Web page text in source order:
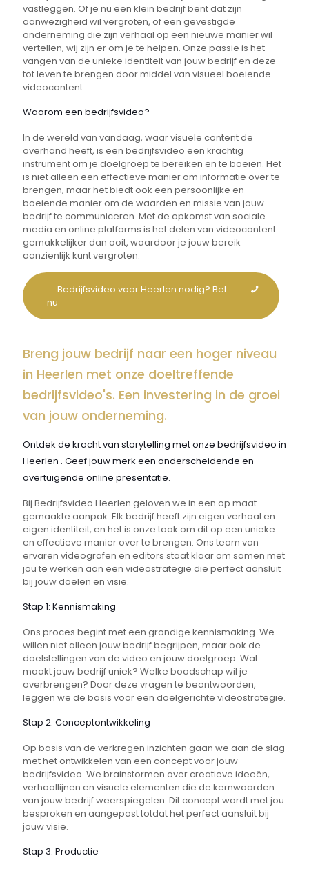
vastleggen. Of je nu een klein bedrijf bent dat zijn
aanwezigheid wil vergroten, of een gevestigde
onderneming die zijn verhaal op een nieuwe manier wil
vertellen, wij zijn er om je te helpen. Onze passie is het
vangen van de unieke identiteit van jouw bedrijf en deze
tot leven te brengen door middel van visueel boeiende
videocontent.
Waarom een bedrijfsvideo?
In de wereld van vandaag, waar visuele content de
overhand heeft, is een bedrijfsvideo een krachtig
instrument om je doelgroep te bereiken en te boeien. Het
is niet alleen een effectieve manier om informatie over te
brengen, maar het biedt ook een persoonlijke en
boeiende manier om de waarden en missie van jouw
bedrijf te communiceren. Met de opkomst van sociale
media en online platforms is het delen van videocontent
gemakkelijker dan ooit, waardoor je jouw bereik
aanzienlijk kunt vergroten.
Bedrijfsvideo voor Heerlen nodig? Bel
nu
Breng jouw bedrijf naar een hoger niveau
in Heerlen met onze doeltreffende
bedrijfsvideo's. Een investering in de groei
van jouw onderneming.
Ontdek de kracht van storytelling met onze bedrijfsvideo in
Heerlen . Geef jouw merk een onderscheidende en
overtuigende online presentatie.
Bij Bedrijfsvideo Heerlen geloven we in een op maat
gemaakte aanpak. Elk bedrijf heeft zijn eigen verhaal en
eigen identiteit, en het is onze taak om dit op een unieke
en effectieve manier over te brengen. Ons team van
ervaren videografen en editors staat klaar om samen met
jou te werken aan een videostrategie die perfect aansluit
bij jouw doelen en visie.
Stap 1: Kennismaking
Ons proces begint met een grondige kennismaking. We
willen niet alleen jouw bedrijf begrijpen, maar ook de
doelstellingen van de video en jouw doelgroep. Wat
maakt jouw bedrijf uniek? Welke boodschap wil je
overbrengen? Door deze vragen te beantwoorden,
leggen we de basis voor een doelgerichte videostrategie.
Stap 2: Conceptontwikkeling
Op basis van de verkregen inzichten gaan we aan de slag
met het ontwikkelen van een concept voor jouw
bedrijfsvideo. We brainstormen over creatieve ideeën,
verhaallijnen en visuele elementen die de kernwaarden
van jouw bedrijf weerspiegelen. Dit concept wordt met jou
besproken en aangepast totdat het perfect aansluit bij
jouw visie.
Stap 3: Productie